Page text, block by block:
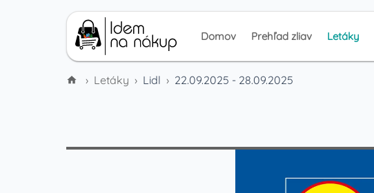
Domov Prehľad zliav Letáky
› Letáky › Lidl › 22.09.2025 - 28.09.2025